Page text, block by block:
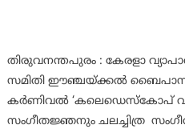
തിരുവനന്തപുരം : കേരളാ
സമിതി ഈഞ്ചയ്ക്കൽ ബൈപാസ്
കർണിവൽ ‘കലെഡെസ്കോപ്
സംഗീതജ്ഞനും ചലച്ചിത്ര